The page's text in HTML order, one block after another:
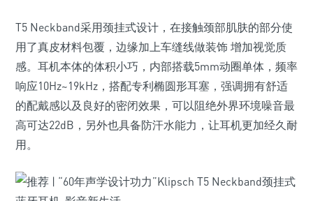
T5 Neckband采用颈挂式设计，在接触颈部肌肤的部分使
用了真皮材料包覆，边缘加上车缝线做装饰 增加视觉质
感。耳机本体的体积小巧，内部搭载5mm动圈单体，频率
响应10Hz~19kHz，搭配专利椭圆形耳塞，强调拥有舒适
的配戴感以及良好的密闭效果，可以阻绝外界环境噪音最
高可达22dB，另外也具备防汗水能力，让耳机更加经久耐
用。